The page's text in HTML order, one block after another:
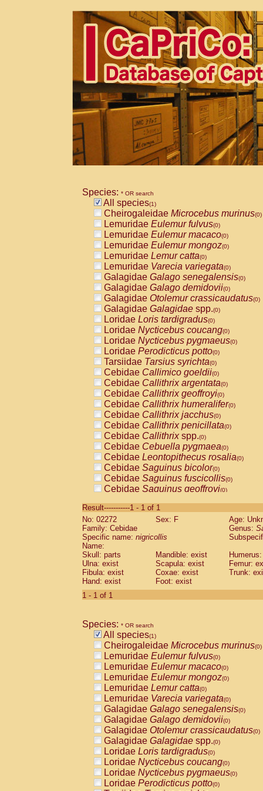
Species: * OR search
All species(1)
Cheirogaleidae Microcebus murinus(0)
Lemuridae Eulemur fulvus(0)
Lemuridae Eulemur macaco(0)
Lemuridae Eulemur mongoz(0)
Lemuridae Lemur catta(0)
Lemuridae Varecia variegata(0)
Galagidae Galago senegalensis(0)
Galagidae Galago demidovii(0)
Galagidae Otolemur crassicaudatus(0)
Galagidae Galagidae spp.(0)
Loridae Loris tardigradus(0)
Loridae Nycticebus coucang(0)
Loridae Nycticebus pygmaeus(0)
Loridae Perodicticus potto(0)
Tarsiidae Tarsius syrichta(0)
Cebidae Callimico goeldii(0)
Cebidae Callithrix argentata(0)
Cebidae Callithrix geoffroyi(0)
Cebidae Callithrix humeralifer(0)
Cebidae Callithrix jacchus(0)
Cebidae Callithrix penicillata(0)
Cebidae Callithrixspp.(0)
Cebidae Cebuella pygmaea(0)
Cebidae Leontopithecus rosalia(0)
Cebidae Saguinus bicolor(0)
Cebidae Saguinus fuscicollis(0)
Cebidae Saguinus geoffroyi(0)
CebidaeSaguinus labiatus(0)
Cebidae Saguinus leucopus (0)
Cebidae
CebidaeSaguinus mystax
Cebidae Saguinus nigricollis (1)
Cebidae Saguinus oedipus
Cebidae Saguinus weddelli
Cebidae Saguinusspp.
Cebidae
CebidaeCebus capucinus
CebidaeCebus nigrivittatus
CebidaeCebus spp.(0)
CebidaeSaimiri boliviensis(0)
CebidaeSaimiri sciureus(0)
AtelidaeAlouatta caraya(0)
AtelidaeAlouatta fusca(0)
AtelidaeAlouatta seniculus(0)
AtelidaeAlouattaspp.(0)
AtelidaeAteles belzebuth(0)
AtelidaeAteles geoffroyi(0)
AtelidaeAteles paniscus(0)
AtelidaeAtelesspp.(0)
AtelidaeLagothrix lagothricha(0)
AtelidaeLagothrix lagothricha cana
PitheciidaeCacajao calvus
Result-----------1 - 1 of 1
No: 02272
Sex: F
Age:
Family: Cebidae
Genus:
Specific name: nigricollis
Name:
Skull: parts
Mandible: exist
Ulna: exist
Scapula: exist
Femur:
Fibula: exist
Coxae: exist
Trunk:
Hand: exist
Foot: exist
1 - 1 of 1
Species: * OR search
All species(1)
Cheirogaleidae Microcebus murinus(0)
Lemuridae Eulemur fulvus(0)
Lemuridae Eulemur macaco(0)
Lemuridae Eulemur mongoz(0)
Lemuridae Lemur catta(0)
Lemuridae Varecia variegata(0)
Galagidae Galago senegalensis(0)
Galagidae Galago demidovii(0)
Galagidae Otolemur crassicaudatus(0)
Galagidae Galagidae spp.(0)
Loridae Loris tardigradus(0)
Loridae Nycticebus coucang(0)
Loridae Nycticebus pygmaeus(0)
Loridae Perodicticus potto(0)